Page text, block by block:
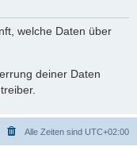
welche Daten über
deiner Daten
Alle Zeiten sind UTC+02:00